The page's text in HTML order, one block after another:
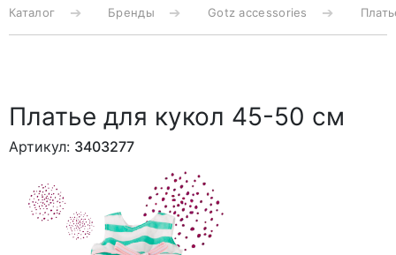
Каталог Бренды Gotz accessories
Платье для кукол 45-50 см
Артикул: 3403277